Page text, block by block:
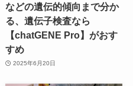
などの遺伝的傾向まで分か
る、遺伝子検査なら
【chatGENE Pro】がおす
すめ
2025年6月20日